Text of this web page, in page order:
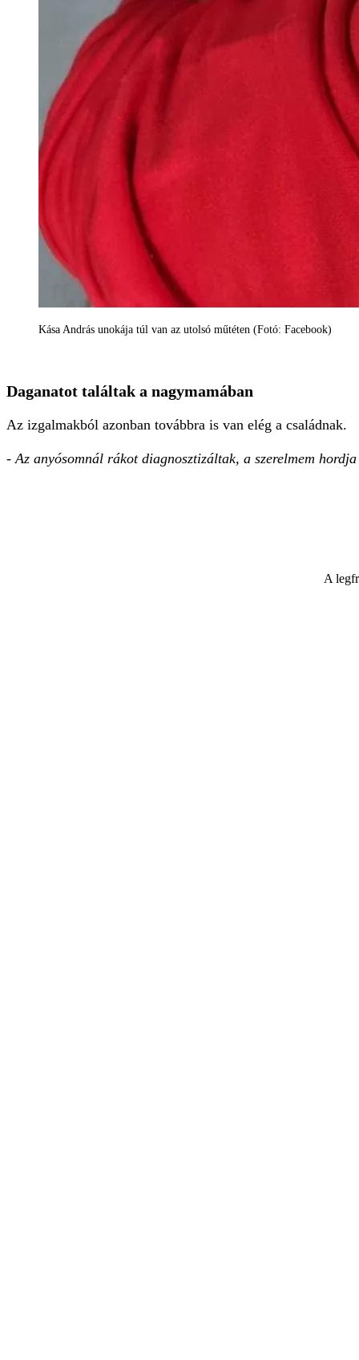
Kása András unokája túl van az utolsó műtéten (Fotó: Facebook)
Daganatot találtak a nagymamában
Az izgalmakból azonban továbbra is van elég a családnak.
- Az anyósomnál rákot diagnosztizáltak, a szerelmem
A